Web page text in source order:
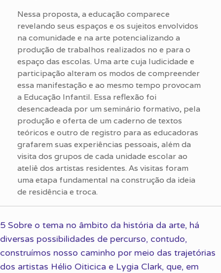
Nessa proposta, a educação comparece
revelando seus espaços e os sujeitos envolvidos
na comunidade e na arte potencializando a
produção de trabalhos realizados no e para o
espaço das escolas. Uma arte cuja ludicidade e
participação alteram os modos de compreender
essa manifestação e ao mesmo tempo provocam
a Educação Infantil. Essa reflexão foi
desencadeada por um seminário formativo, pela
produção e oferta de um caderno de textos
teóricos e outro de registro para as educadoras
grafarem suas experiências pessoais, além da
visita dos grupos de cada unidade escolar ao
ateliê dos artistas residentes. As visitas foram
uma etapa fundamental na construção da ideia
de residência e troca.
5 Sobre o tema no âmbito da história da arte, há
diversas possibilidades de percurso, contudo,
construímos nosso caminho por meio das trajetórias
dos artistas Hélio Oiticica e Lygia Clark, que, em